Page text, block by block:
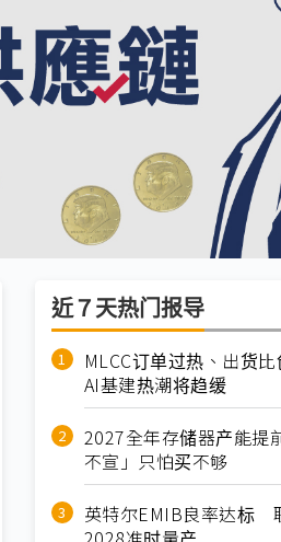
近７天热门报导
MLCC订单过热、出货
AI基建热潮将趋缓
2027全年存储器产能
不宣」只怕买不够
英特尔EMIB良率达标